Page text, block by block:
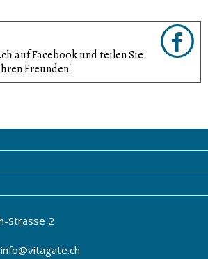
auf Facebook und teilen Sie
Freunden!
Z
Hören
Strasse 2
info@vitagate.ch